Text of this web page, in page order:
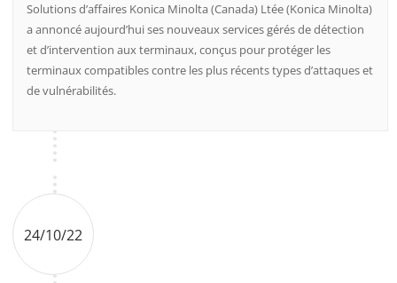
Solutions d’affaires Konica Minolta (Canada) Ltée (Konica Minolta)
a annoncé aujourd’hui ses nouveaux services gérés de détection
et d’intervention aux terminaux, conçus pour protéger les
terminaux compatibles contre les plus récents types d’attaques et
de vulnérabilités. ​
24/10/22